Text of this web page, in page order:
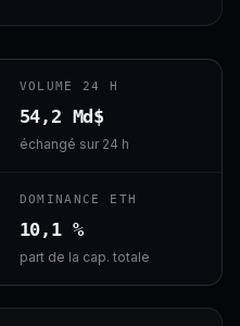
VOLUME 24 H
54,2 Md$
échangé sur 24 h
DOMINANCE ETH
10,1 %
part de la cap. totale